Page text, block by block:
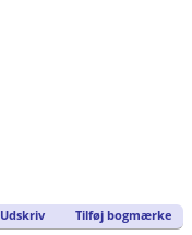
Udskriv Tilføj bogmærke